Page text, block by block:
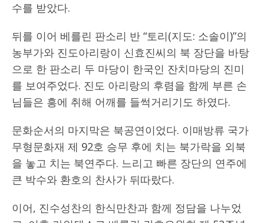
수를 받았다.
뒤를 이어 베를린 판소리 반 “토리(지도: 소솔이)”의
농부가와 진도아리랑이 신효진씨의 북 장단을 바탕
으로 한 판소리 두 마당이 한국인 잔치마당의 진미
를 보여주었다. 진도 아리랑의 후렴을 함께 부른 손
님들은 흥에 취해 어깨를 들썩거리기도 하였다.
문화순서의 마지막은 북공연이었다. 이매방류 국가
무형문화재 제 92호 승무 후에 치는 북가락을 외북
을 놓고 치는 북연주다. 느리고 빠른 장단의 연주에
큰 박수와 환호의 찬사가 뒤따랐다.
이어, 진수성찬의 한식만찬과 함께 정담을 나누었